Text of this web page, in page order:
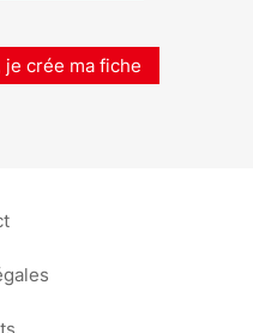
crée ma fiche